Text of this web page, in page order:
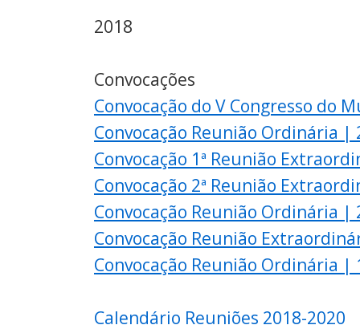
2018
Convocações
Convocação do V Congresso do
Convocação Reunião Ordinária |
Convocação 1ª Reunião
Convocação 2ª Reunião
Convocação Reunião Ordinária |
Convocação Reunião
Convocação Reunião Ordinária |
Calendário Reuniões 2018-2020